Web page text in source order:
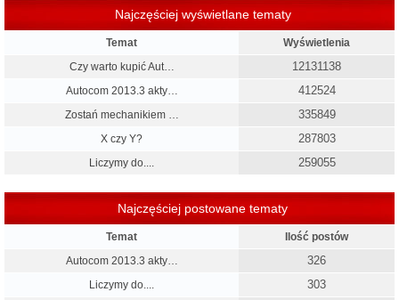
Najczęściej wyświetlane tematy
Temat
Wyświetlenia
Czy warto kupić Aut…
12131138
Autocom 2013.3 akty… 412524
Zostań mechanikiem … 335849
X czy Y? 287803
Liczymy do.... 259055
Najczęściej postowane tematy
Temat
Ilość postów
Autocom 2013.3 akty…
326
Liczymy do.... 303